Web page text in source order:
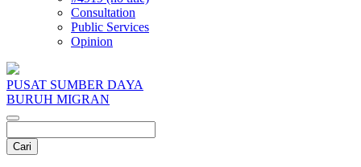
Consultation
Public Services
Opinion
PUSAT SUMBER DAYA
BURUH MIGRAN